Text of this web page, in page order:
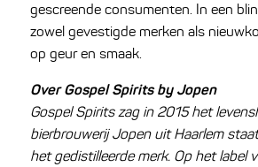
gescreende consumenten. In een
zowel gevestigde merken als
op geur en smaak.
Over Gospel Spirits by Jopen
Gospel Spirits zag in 2015 het
bierbrouwerij Jopen uit Haarlem
het gedistilleerde merk. Op het label